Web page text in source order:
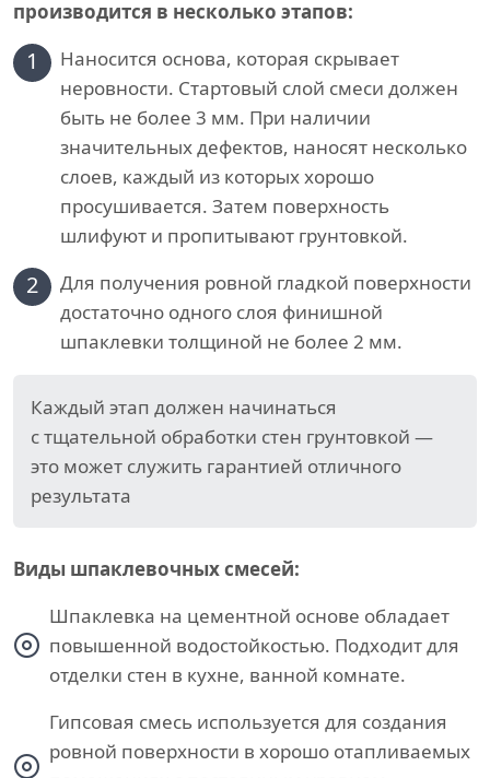
производится в несколько этапов:
1
Наносится основа, которая скрывает
неровности. Стартовый слой смеси должен
быть не более 3 мм. При наличии
значительных дефектов, наносят несколько
слоев, каждый из которых хорошо
просушивается. Затем поверхность
шлифуют и пропитывают грунтовкой.
2
Для получения ровной гладкой поверхности
достаточно одного слоя финишной
шпаклевки толщиной не более 2 мм.
Каждый этап должен начинаться
с тщательной обработки стен грунтовкой —
это может служить гарантией отличного
результата
Виды шпаклевочных смесей:
Шпаклевка на цементной основе обладает
повышенной водостойкостью. Подходит для
отделки стен в кухне, ванной комнате.
Гипсовая смесь используется для создания
ровной поверхности в хорошо отапливаемых